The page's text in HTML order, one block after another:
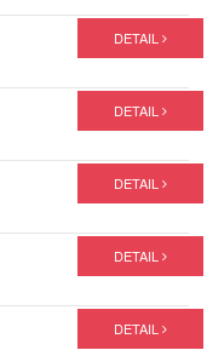
DETAIL
DETAIL
DETAIL
DETAIL
DETAIL